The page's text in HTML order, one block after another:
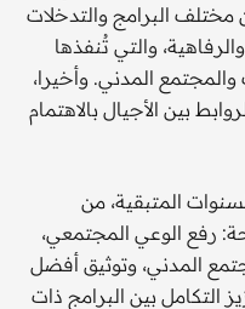
مختلف البرامج والتدخلات
والتي تُنفذها
المدني. وأخيرا،
بين الأجيال بالاهتمام
المتبقية، من
رفع الوعي المجتمعي،
المدني، وتوثيق أفضل
التكامل بين البرامج ذات